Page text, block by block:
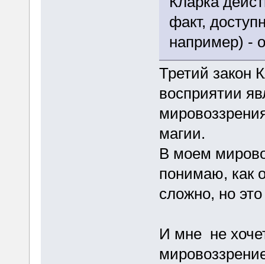
факт,
например) -
Третий закон
восприятии
магии.
В моем
понимаю, как
сложно, но
И мне не